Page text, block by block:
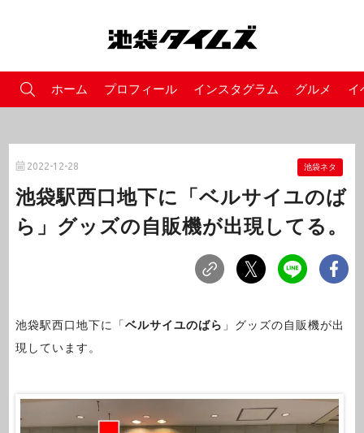
ホーム プロフィール インスタグラム グルメ イ
2022-12-28 池袋ネタ
池袋駅西口地下に「ベルサイユのば
ら」グッズの自販機が出現してる。
池袋駅西口地下に「ベルサイユのばら 」グッズの自販機が出
現しています。